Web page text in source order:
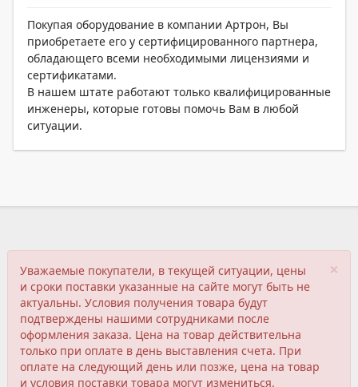
Покупая оборудование в компании Артрон, Вы
приобретаете его у сертифицированного партнера,
обладающего всеми необходимыми лицензиями и
сертификатами.
В нашем штате работают только квалифицированные
инженеры, которые готовы помочь Вам в любой
ситуации.
×
Уважаемые покупатели, в текущей ситуации, цены
и сроки поставки указанные на сайте могут быть не
актуальны. Условия получения товара будут
подтверждены нашими сотрудниками после
оформления заказа. Цена на товар действительна
только при оплате в день выставления счета. При
оплате на следующий день или позже, цена на товар
и условия поставки товара могут измениться.